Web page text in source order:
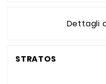
Dettagli
STRATOS